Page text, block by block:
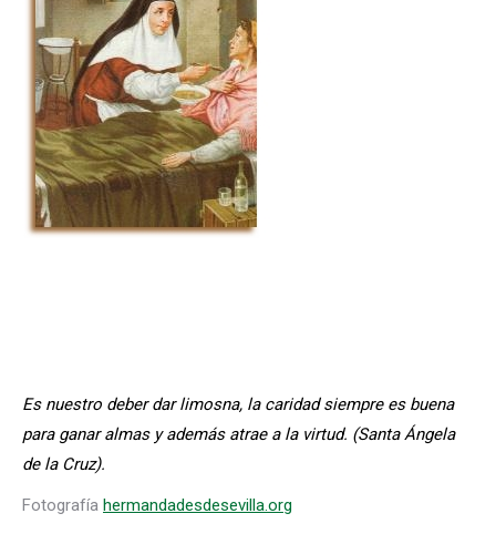
Es nuestro deber dar limosna, la caridad siempre es buena
para ganar almas y además atrae a la virtud. (Santa Ángela
de la Cruz).
Fotografía hermandadesdesevilla.org